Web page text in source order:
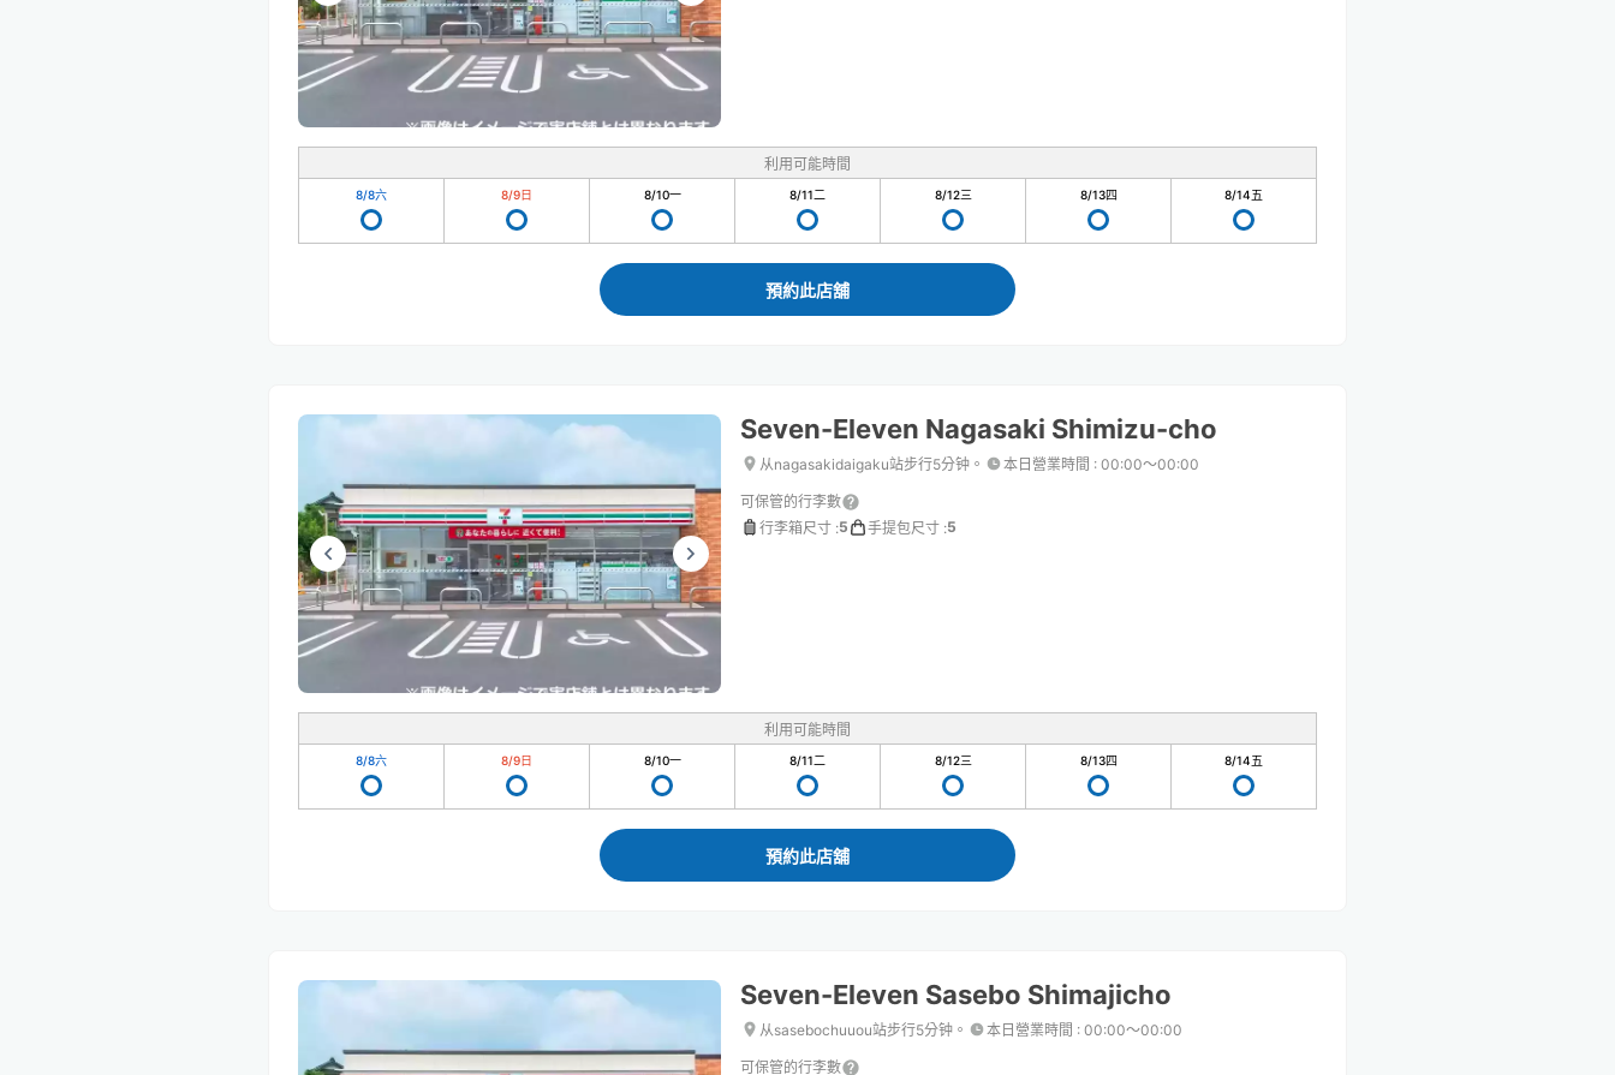
利用可能時間
8/8六 8/9日 8/10一 8/11二 8/12三 8/13四 8/14五
預約此店舖
Seven-Eleven Nagasaki Shimizu-cho
从nagasakidaigaku站步行5分钟。 本日營業時間 : 00:00〜00:00
可保管的行李數
行李箱尺寸 :5 手提包尺寸 :5
利用可能時間
8/8六 8/9日 8/10一 8/11二 8/12三 8/13四 8/14五
預約此店舖
Seven-Eleven Sasebo Shimajicho
从sasebochuuou站步行5分钟。 本日營業時間 : 00:00〜00:00
可保管的行李數